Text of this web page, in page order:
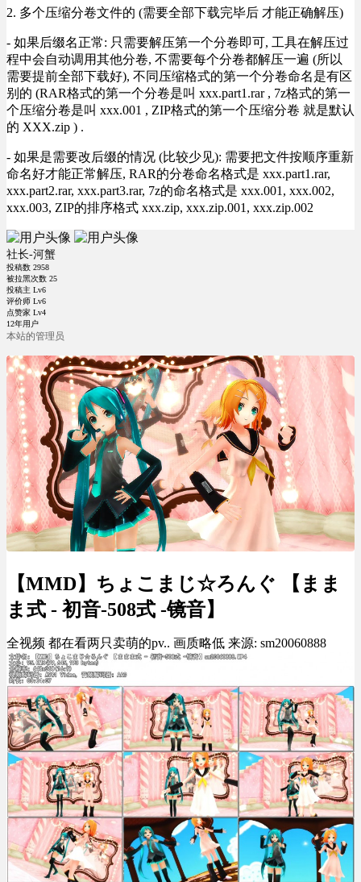
2. 多个压缩分卷文件的 (需要全部下载完毕后 才能正确解压)
- 如果后缀名正常: 只需要解压第一个分卷即可, 工具在解压过
程中会自动调用其他分卷, 不需要每个分卷都解压一遍 (所以
需要提前全部下载好), 不同压缩格式的第一个分卷命名是有区
别的 (RAR格式的第一个分卷是叫 xxx.part1.rar , 7z格式的第一
个压缩分卷是叫 xxx.001 , ZIP格式的第一个压缩分卷 就是默认
的 XXX.zip ) .
- 如果是需要改后缀的情况 (比较少见): 需要把文件按顺序重新
命名好才能正常解压, RAR的分卷命名格式是 xxx.part1.rar,
xxx.part2.rar, xxx.part3.rar, 7z的命名格式是 xxx.001, xxx.002,
xxx.003, ZIP的排序格式 xxx.zip, xxx.zip.001, xxx.zip.002
社长-河蟹
投稿数 2958
被拉黑次数 25
投稿主 Lv6
评价师 Lv6
点赞家 Lv4
12年用户
本站的管理员
【MMD】ちょこまじ☆ろんぐ 【まま
ま式 - 初音-508式 -镜音】
全视频 都在看两只卖萌的pv.. 画质略低 来源: sm20060888